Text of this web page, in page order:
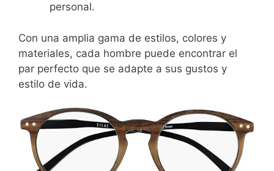
personal.
Con una amplia gama de estilos, colores y
materiales, cada hombre puede encontrar el
par perfecto que se adapte a sus gustos y
estilo de vida.